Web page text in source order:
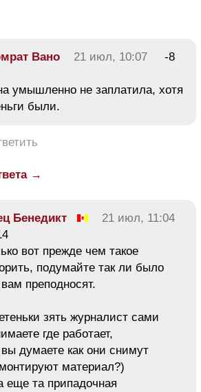
Вано 21 июл, 10:07 -8
умышленно не заплатила, хотя
были.
→
Бенедикт
21 июл, 11:04
вот прежде чем такое
подумайте так ли было
вам преподносят.
зять журналист сами
где работает,
вы думаете как они снимут
материал?)
еще та припадочная